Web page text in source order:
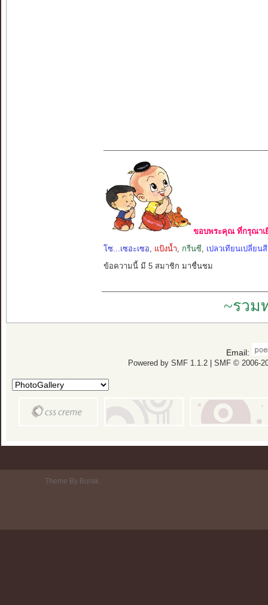
ขอบพระคุณ ที่กรุณาเ
โซ...เซอะเซอ
แป้งน้ำ กรีนซี เปลวเทียนเปลี่ยนสี
ข้อความนี้ มี 5 สมาชิก มาชื่นชม
~รวม
Email:
Powered by SMF 1.1.2| SMF © 2006-
Theme By Burak